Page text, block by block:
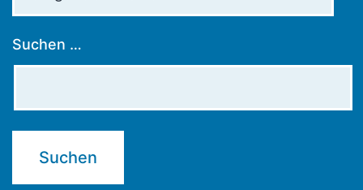
Suchen …